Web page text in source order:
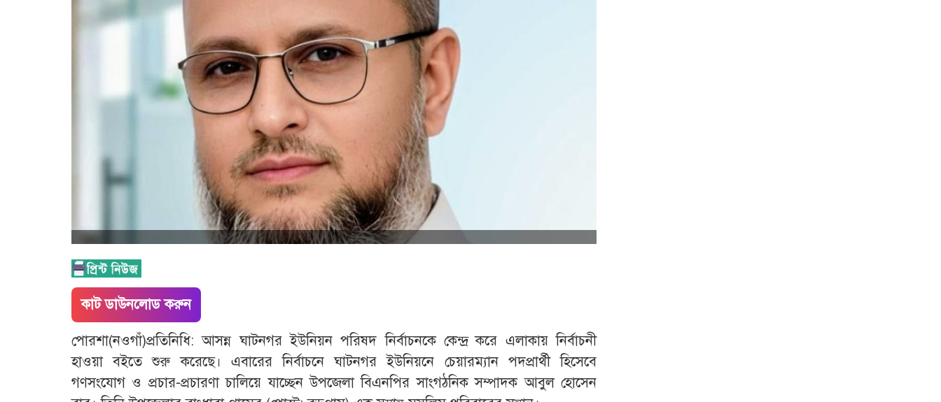
কাট ডাউনলোড করুন
পোরশা(নওগাঁ)প্রতিনিধি: আসন্ন ঘাটনগর ইউনিয়ন পরিষদ নির্বাচনকে কেন্দ্র করে এলাকায় নির্বাচনী
হাওয়া বইতে শুরু করেছে। এবারের নির্বাচনে ঘাটনগর ইউনিয়নে চেয়ারম্যান পদপ্রার্থী হিসেবে
গণসংযোগ ও প্রচার-প্রচারণা চালিয়ে যাচ্ছেন উপজেলা বিএনপির সাংগঠনিক সম্পাদক আবুল হোসেন